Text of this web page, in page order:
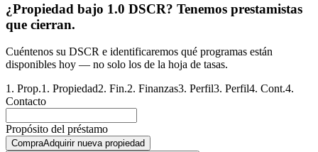
¿Propiedad bajo 1.0 DSCR? Tenemos prestamistas
que cierran.
Cuéntenos su DSCR e identificaremos qué programas están
disponibles hoy — no solo los de la hoja de tasas.
1 . Prop.1 . Propiedad2. Fin.2. Finanzas3. Perfil3. Perfil4. Cont.4.
Contacto
Propósito del préstamo
CompraAdquirir nueva propiedad